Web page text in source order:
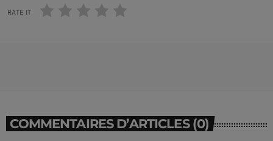
RATE IT
COMMENTAIRES D’ARTICLES (0)